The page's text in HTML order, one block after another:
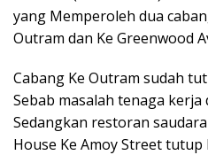
yang Memperoleh dua
Outram dan Ke Greenwood
Cabang Ke Outram sudah
Sebab masalah tenaga kerja
Sedangkan restoran
House Ke Amoy Street tutup